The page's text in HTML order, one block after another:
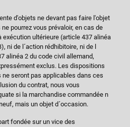
d'objets ne devant pas faire l'objet
pourrez vous prévaloir, en cas de
exécution ultérieure (article 437 alinéa
ni de l´action rédhibitoire, ni de l
alinéa 2 du code civil allemand,
exclus. Les dispositions
ne seront pas applicables dans ces
du contrat, nous vous
si la marchandise commandée n
mais un objet d´occasion.
fondée sur un vice des